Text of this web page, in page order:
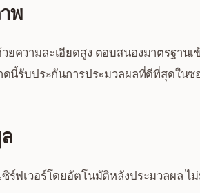
พ
ยความละเอียดสูง ตอบสนองมาตรฐาน
ดนี้รับประกันการประมวลผลที่ดีที่สุดใน
ร์ฟเวอร์โดยอัตโนมัติหลังประมวลผล ไ